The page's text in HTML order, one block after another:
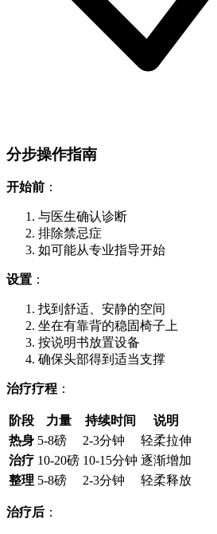
分步操作指南
开始前 ：
与医生确认诊断
排除禁忌症
如可能从专业指导开始
设置 ：
找到舒适、安静的空间
坐在有靠背的稳固椅子上
按说明书放置设备
确保头部得到适当支撑
治疗疗程 ：
阶段 力量 持续时间
说明
热身 5-8磅 2-3分钟
轻柔拉伸
治疗 10-20磅 10-15分钟 逐渐增加
整理 5-8磅 2-3分钟 轻柔释放
治疗后 ：